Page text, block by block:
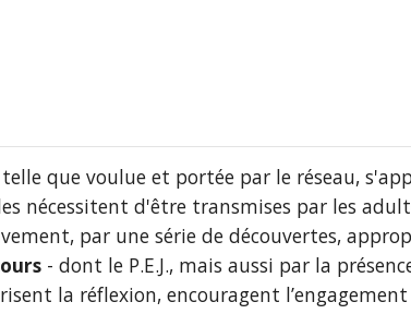
telle que voulue et portée par le réseau,
nécessitent d'être transmises par les
par une série de découvertes,
- dont le P.E.J., mais aussi par la
la réflexion, encouragent